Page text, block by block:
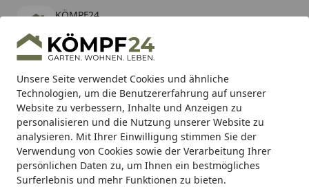
Unsere Seite verwendet Cookies und ähnliche
Technologien, um die Benutzererfahrung auf unserer
Website zu verbessern, Inhalte und Anzeigen zu
personalisieren und die Nutzung unserer Website zu
analysieren. Mit Ihrer Einwilligung stimmen Sie der
Verwendung von Cookies sowie der Verarbeitung Ihrer
persönlichen Daten zu, um Ihnen ein bestmögliches
Surferlebnis und mehr Funktionen zu bieten.
KÖMPF24
kostenlos - Im App Store
Hotline
Alle Produkte
Mein Konto
Suchen
Karibu Pools inkl. gratis Sandfilteranlage & Pool-
Starterset (Gesamtwert bis 468,99€)